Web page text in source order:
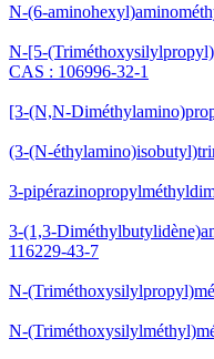
N-(6-
N-[5-
CAS : 106996-32-1
[3-(N,N-
(3-(N-
3-
3-(1,3-
116229-43-7
N-
N-